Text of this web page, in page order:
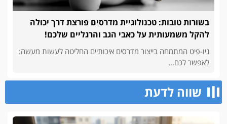
בשורות טובות: טכנולוגיית מדרסים פורצת דרך יכולה
להקל משמעותית על כאבי הגב והרגליים שלכם!
ניו-פיט המתמחה בייצור מדרסים איכותיים החליטה לעשות מעשה:
לאפשר לכם...
שווה לדעת